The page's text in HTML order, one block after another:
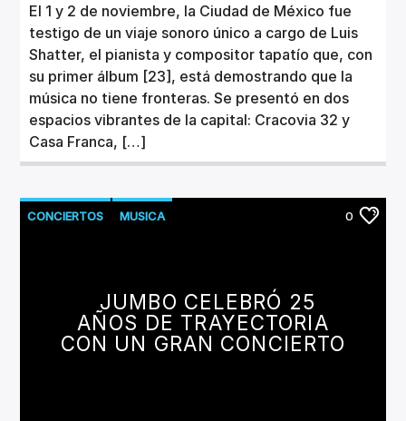
El 1 y 2 de noviembre, la Ciudad de México fue
testigo de un viaje sonoro único a cargo de Luis
Shatter, el pianista y compositor tapatío que, con
su primer álbum [23], está demostrando que la
música no tiene fronteras. Se presentó en dos
espacios vibrantes de la capital: Cracovia 32 y
Casa Franca, […]
CONCIERTOS MUSICA 0
JUMBO CELEBRÓ 25
AÑOS DE TRAYECTORIA
CON UN GRAN CONCIERTO